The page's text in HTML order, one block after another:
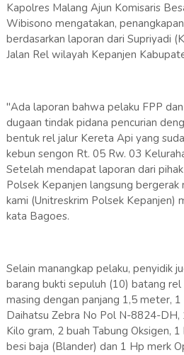
Kapolres Malang Ajun Komisaris
Wibisono mengatakan,
berdasarkan laporan dari Supriyadi
Jalan Rel wilayah Kepanjen
"Ada laporan bahwa pelaku FPP
dugaan tindak pidana pencurian
bentuk rel jalur Kereta Api yang
kebun sengon Rt. 05 Rw. 03
Setelah mendapat laporan dari
Polsek Kepanjen langsung
kami (Unitreskrim Polsek Kepanjen)
kata Bagoes.
Selain manangkap pelaku, penyidik
barang bukti sepuluh (10) batang
masing dengan panjang 1,5 meter, 1
Daihatsu Zebra No Pol N-8824-DH,
Kilo gram, 2 buah Tabung Oksigen,
besi baja (Blander) dan 1 Hp merk